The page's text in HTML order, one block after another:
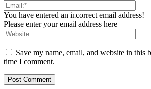
You have entered an incorrect email address!
Please enter your email address here
Save my name, email, and website in this
time I comment.